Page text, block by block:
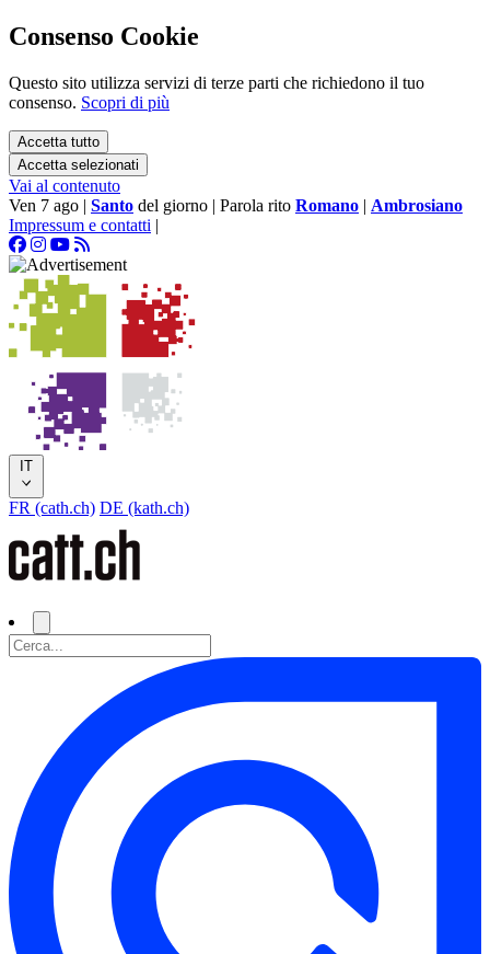
Consenso Cookie
Questo sito utilizza servizi di terze parti che richiedono il tuo
consenso. Scopri di più
Accetta tutto
Accetta selezionati
Vai al contenuto
Ven 7 ago | Santo del giorno | Parola rito Romano | Ambrosiano
Impressum e contatti |
IT
FR (cath.ch) DE (kath.ch)